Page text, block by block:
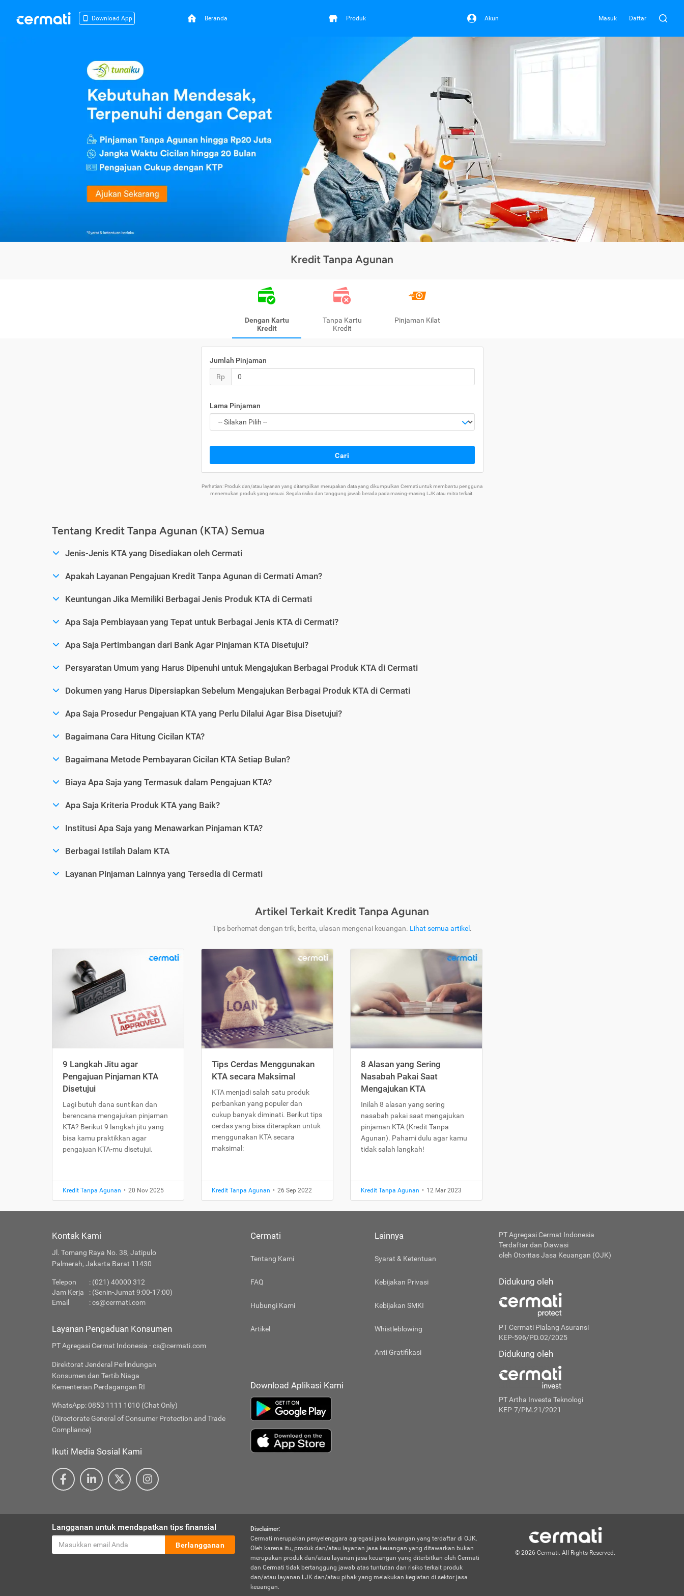
Download App Beranda Produk Akun Masuk Daftar
Kredit Tanpa Agunan
Dengan Kartu
Kredit
Tanpa Kartu
Kredit
Pinjaman Kilat
Jumlah Pinjaman
Rp
Lama Pinjaman
Cari
Perhatian: Produk dan/atau layanan yang ditampilkan merupakan data yang dikumpulkan Cermati untuk membantu pengguna
menemukan produk yang sesuai. Segala risiko dan tanggung jawab berada pada masing-masing LJK atau mitra terkait.
Tentang Kredit Tanpa Agunan (KTA) Semua
Jenis-Jenis KTA yang Disediakan oleh Cermati
Apakah Layanan Pengajuan Kredit Tanpa Agunan di Cermati Aman?
Keuntungan Jika Memiliki Berbagai Jenis Produk KTA di Cermati
Apa Saja Pembiayaan yang Tepat untuk Berbagai Jenis KTA di Cermati?
Apa Saja Pertimbangan dari Bank Agar Pinjaman KTA Disetujui?
Persyaratan Umum yang Harus Dipenuhi untuk Mengajukan Berbagai Produk KTA di Cermati
Dokumen yang Harus Dipersiapkan Sebelum Mengajukan Berbagai Produk KTA di Cermati
Apa Saja Prosedur Pengajuan KTA yang Perlu Dilalui Agar Bisa Disetujui?
Bagaimana Cara Hitung Cicilan KTA?
Bagaimana Metode Pembayaran Cicilan KTA Setiap Bulan?
Biaya Apa Saja yang Termasuk dalam Pengajuan KTA?
Apa Saja Kriteria Produk KTA yang Baik?
Institusi Apa Saja yang Menawarkan Pinjaman KTA?
Berbagai Istilah Dalam KTA
Layanan Pinjaman Lainnya yang Tersedia di Cermati
Artikel Terkait Kredit Tanpa Agunan
Tips berhemat dengan trik, berita, ulasan mengenai keuangan. Lihat semua artikel .
9 Langkah Jitu agar
Pengajuan Pinjaman KTA
Disetujui
Lagi butuh dana suntikan dan
berencana mengajukan pinjaman
KTA? Berikut 9 langkah jitu yang
bisa kamu praktikkan agar
pengajuan KTA-mu disetujui.
Kredit Tanpa Agunan • 20 Nov 2025
Tips Cerdas Menggunakan
KTA secara Maksimal
KTA menjadi salah satu produk
perbankan yang populer dan
cukup banyak diminati. Berikut tips
cerdas yang bisa diterapkan untuk
menggunakan KTA secara
maksimal:
Kredit Tanpa Agunan • 26 Sep 2022
8 Alasan yang Sering
Nasabah Pakai Saat
Mengajukan KTA
Inilah 8 alasan yang sering
nasabah pakai saat mengajukan
pinjaman KTA (Kredit Tanpa
Agunan). Pahami dulu agar kamu
tidak salah langkah!
Kredit Tanpa Agunan • 12 Mar 2023
Kontak Kami
Jl. Tomang Raya No. 38, Jatipulo
Palmerah, Jakarta Barat 11430
Telepon
: (021) 40000 312
Jam Kerja
: (Senin-Jumat 9:00-17:00)
Email
:cs@cermati.com
Layanan Pengaduan Konsumen
PT Agregasi Cermat Indonesia - cs@cermati.com
Direktorat Jenderal Perlindungan
Konsumen dan Tertib Niaga
Kementerian Perdagangan RI
WhatsApp: 0853 1111 1010 (Chat Only)
(Directorate General of Consumer Protection and Trade
Compliance)
Ikuti Media Sosial Kami
Cermati
Tentang Kami
FAQ
Hubungi Kami
Artikel
Lainnya
Syarat & Ketentuan
Kebijakan Privasi
Kebijakan SMKI
Whistleblowing
Anti Gratifikasi
Download Aplikasi Kami
PT Agregasi Cermat Indonesia
Terdaftar dan Diawasi
oleh Otoritas Jasa Keuangan (OJK)
Didukung oleh
PT Cermati Pialang Asuransi
KEP-596/PD.02/2025
Didukung oleh
PT Artha Investa Teknologi
KEP-7/PM.21/2021
Langganan untuk mendapatkan tips finansial
Berlangganan
Disclaimer:
Cermati merupakan penyelenggara agregasi jasa keuangan yang terdaftar di OJK.
Oleh karena itu, produk dan/atau layanan jasa keuangan yang ditawarkan bukan
merupakan produk dan/atau layanan jasa keuangan yang diterbitkan oleh Cermati
dan Cermati tidak bertanggung jawab atas tuntutan dan risiko terkait produk
dan/atau layanan LJK dan/atau pihak yang melakukan kegiatan di sektor jasa
keuangan.
© 2026 Cermati. All Rights Reserved.